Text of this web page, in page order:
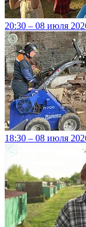
20:30 – 08 июля
18:30 – 08 июля